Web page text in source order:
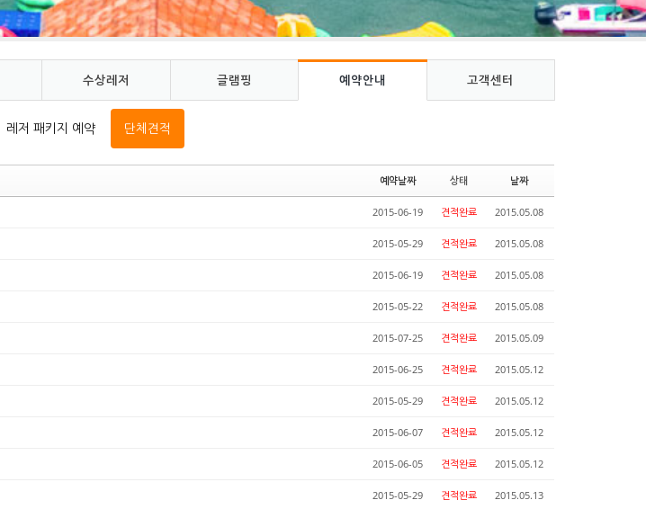
수상레저 글램핑 예약안내 고객센터
레저 패키지 예약 단체견적
예약날짜 상태 날짜
2015-06-19 견적완료 2015.05.08
2015-05-29 견적완료 2015.05.08
2015-06-19 견적완료 2015.05.08
2015-05-22 견적완료 2015.05.08
2015-07-25 견적완료 2015.05.09
2015-06-25 견적완료 2015.05.12
2015-05-29 견적완료 2015.05.12
2015-06-07 견적완료 2015.05.12
2015-06-05 견적완료 2015.05.12
2015-05-29 견적완료 2015.05.13